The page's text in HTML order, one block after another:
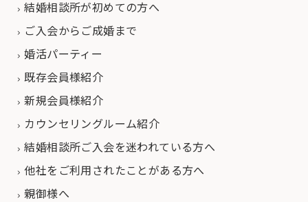
結婚相談所が初めての方へ
ご入会からご成婚まで
婚活パーティー
既存会員様紹介
新規会員様紹介
カウンセリングルーム紹介
結婚相談所ご入会を迷われている方へ
他社をご利用されたことがある方へ
親御様へ